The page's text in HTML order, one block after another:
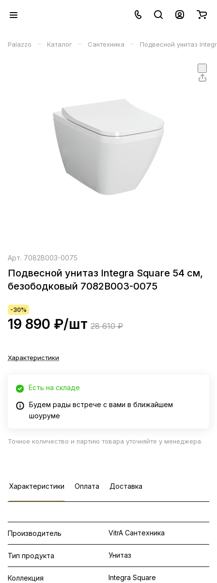
Palazzo – Каталог – Сантехника – Подвесной унитаз
Арт. 7082B003-0075
Подвесной унитаз Integra Square 54 см,
безободковый 7082B003-0075
-30%
19 890 ₽/шт 28 610 ₽
Характеристики
Есть на складе
Будем рады встрече с вами в ближайшем
шоуруме
Точное количество и партию товара уточняйте у менеджера.
Характеристики Оплата Доставка
Производитель VitrA Сантехника
Тип продукта Унитаз
Коллекция Integra Square